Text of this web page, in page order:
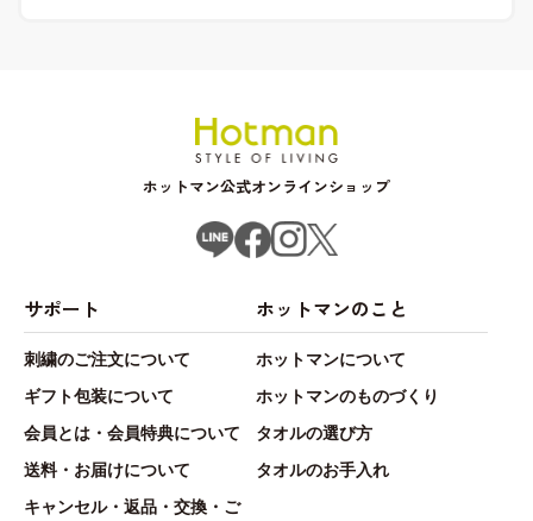
ホットマン公式オンラインショップ
サポート
刺繍のご注文について
ギフト包装について
会員とは・会員特典について
送料・お届けについて
キャンセル・返品・交換・ご
ホットマンのこと
ホットマンについて
ホットマンのものづくり
タオルの選び方
タオルのお手入れ